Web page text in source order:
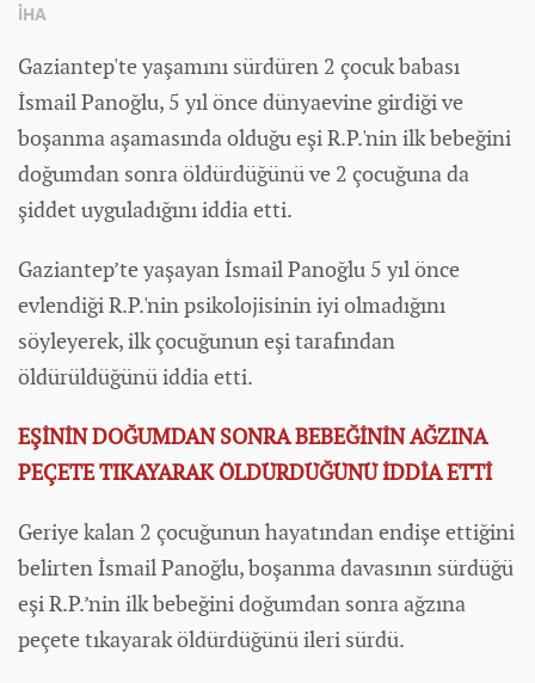
İHA
Gaziantep'te yaşamını sürdüren 2 çocuk babası
İsmail Panoğlu, 5 yıl önce dünyaevine girdiği ve
boşanma aşamasında olduğu eşi R.P.'nin ilk bebeğini
doğumdan sonra öldürdüğünü ve 2 çocuğuna da
şiddet uyguladığını iddia etti.
Gaziantep’te yaşayan İsmail Panoğlu 5 yıl önce
evlendiği R.P.'nin psikolojisinin iyi olmadığını
söyleyerek, ilk çocuğunun eşi tarafından
öldürüldüğünü iddia etti.
EŞİNİN DOĞUMDAN SONRA BEBEĞİNİN AĞZINA
PEÇETE TIKAYARAK ÖLDÜRDÜĞÜNÜ İDDİA ETTİ
Geriye kalan 2 çocuğunun hayatından endişe ettiğini
belirten İsmail Panoğlu, boşanma davasının sürdüğü
eşi R.P.’nin ilk bebeğini doğumdan sonra ağzına
peçete tıkayarak öldürdüğünü ileri sürdü.